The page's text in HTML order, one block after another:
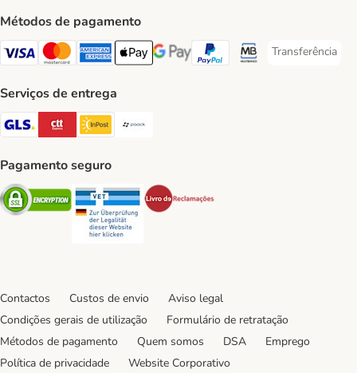
Métodos de pagamento
Visa Payment Method
Mastercard Payment Method
American Express Payment Method
Apple Pay Payment Method
Google Pay Payment Method
PayPal Payment Method
Multibanco Payment
Transferência
Transferência
Serviços de entrega
GLS Shipping Method
CTTExpress Shipping Method
InPost Shipping Method
Pagamento seguro
Security Security
Contactos Custos de envio
Aviso legal
Condições gerais de utilização
Formulário de retratação
Métodos de pagamento
Quem somos DSA
Emprego
Política de privacidade
Website Corporativo